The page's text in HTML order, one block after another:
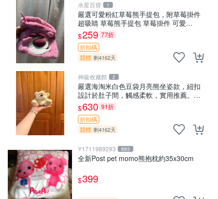
水星百貨 1
嚴選可愛粉紅草莓熊手提包，附草莓掛件
超吸睛 草莓熊手提包 草莓掛件 可愛
portunese
$259 77折
折扣碼
競標 剩4162天
神級收藏館 2
嚴選海淘米白色豆袋月亮熊坐姿款，紐扣
設計於肚子間，觸感柔軟，實用推薦。主
頁60包 月亮熊 豆袋 細節
$630 91折
折扣碼
競標 剩4162天
Y1711989293 883
全新Post pet momo熊抱枕約35x30cm
$399